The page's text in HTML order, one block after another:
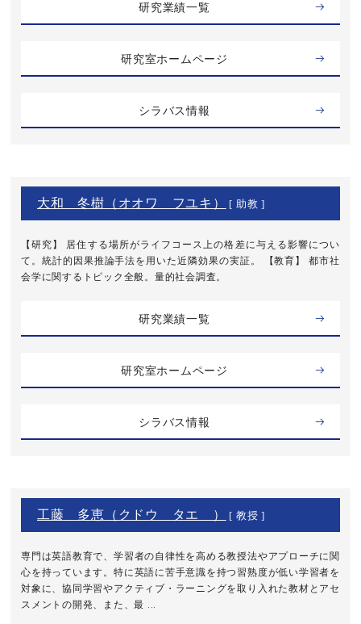
研究業績一覧
研究室ホームページ
シラバス情報
大和 冬樹（オオワ フユキ） [ 助教 ]
【研究】 居住する場所がライフコース上の格差に与える影響につい
て。統計的因果推論手法を用いた近隣効果の実証。 【教育】 都市社
会学に関するトピック全般。量的社会調査。
研究業績一覧
研究室ホームページ
シラバス情報
工藤 多恵（クドウ タエ ） [ 教授 ]
専門は英語教育で、学習者の自律性を高める教授法やアプローチに関
心を持っています。特に英語に苦手意識を持つ習熟度が低い学習者を
対象に、協同学習やアクティブ・ラーニングを取り入れた教材とアセ
スメントの開発、また、最 ...